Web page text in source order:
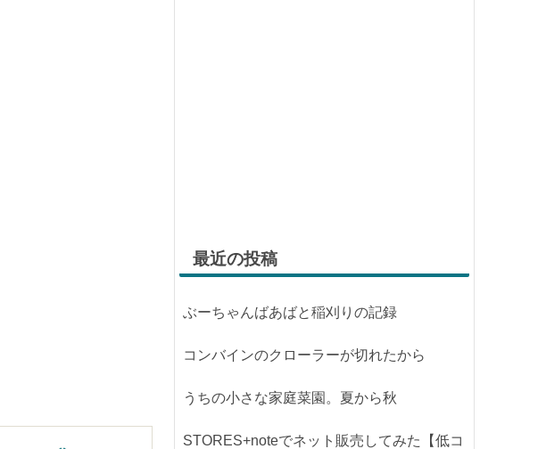
最近の投稿
ぶーちゃんばあばと稲刈りの記録
コンバインのクローラーが切れたから
うちの小さな家庭菜園。夏から秋
STORES+noteでネット販売してみた【低コ